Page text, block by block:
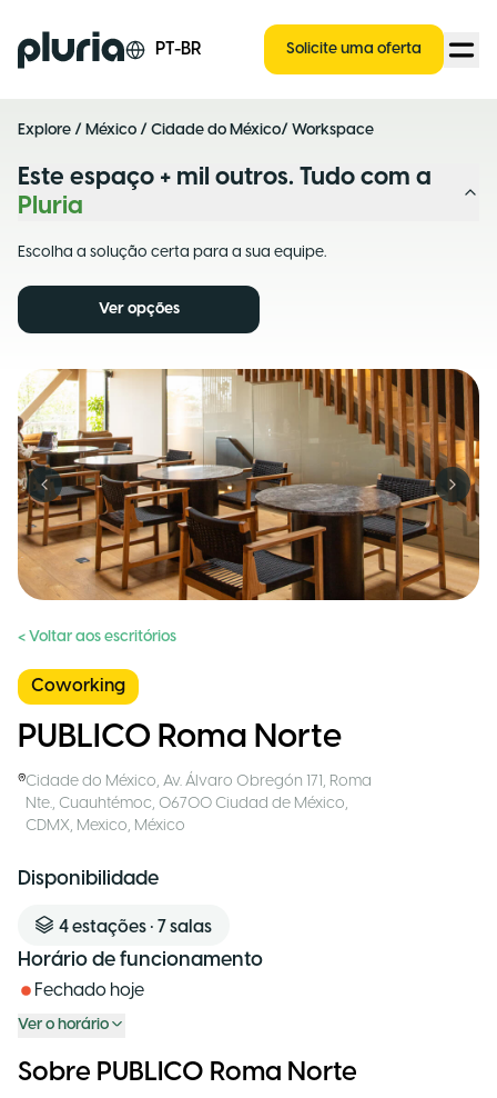
Logo Pluria PT-BR Solicite uma oferta
Explore / México / Cidade do México/ Workspace
Este espaço + mil outros. Tudo com a
Pluria
Escolha a solução certa para a sua equipe.
Ver opções
Previous slide Next
< Voltar aos escritórios
Coworking
PUBLICO Roma Norte
Cidade do México, Av. Álvaro Obregón 171, Roma
Nte., Cuauhtémoc, 06700 Ciudad de México,
CDMX, Mexico, México
Disponibilidade
4estações • 7 salas
Horário de funcionamento
Fechado hoje
Ver o horário
Sobre PUBLICO Roma Norte